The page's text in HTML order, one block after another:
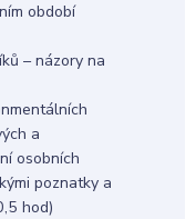
období
– názory na
a
osobních
poznatky a
hod)